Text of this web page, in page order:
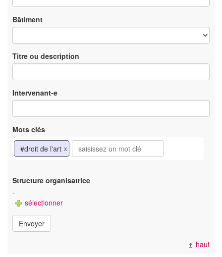
Bâtiment
Titre ou description
Intervenant-e
Mots clés
#droit de l'art x
Structure organisatrice
-
sélectionner
Envoyer
haut